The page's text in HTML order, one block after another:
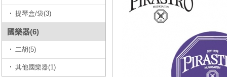
提琴盒/袋(3)
國樂器(6)
二胡(5)
其他國樂器(1)